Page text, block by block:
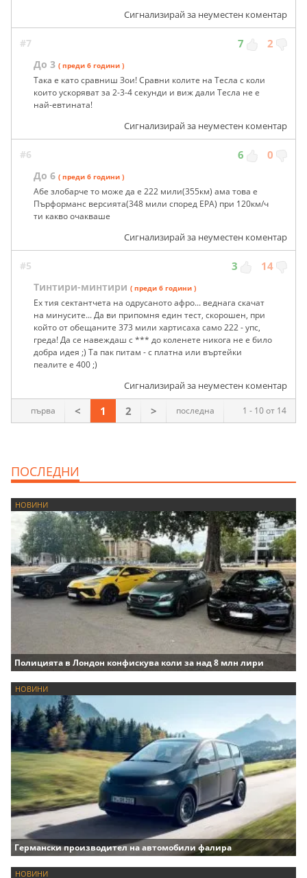
Сигнализирай за неуместен коментар
#7 7 2
До 3 ( преди 6 години )
Така е като сравниш Зои! Сравни колите на Тесла с коли
които ускоряват за 2-3-4 секунди и виж дали Тесла не е
най-евтината!
Сигнализирай за неуместен коментар
#6 6 0
До 6 ( преди 6 години )
Абе злобарче то може да е 222 мили(355км) ама това е
Пърформанс версията(348 мили според ЕРА) при 120км/ч
ти какво очакваше
Сигнализирай за неуместен коментар
#5 3 14
Тинтири-минтири ( преди 6 години )
Ех тия сектантчета на одрусаното афро... веднага скачат
на минусите... Да ви припомня един тест, скорошен, при
който от обещаните 373 мили хартисаха само 222 - упс,
греда! Да се навеждаш с *** до коленете никога не е било
добра идея ;) Та пак питам - с платна или въртейки
пеалите е 400 ;)
Сигнализирай за неуместен коментар
1 - 10 от 14
първа < 1 2 > последна
ПОСЛЕДНИ
НОВИНИ
Полицията в Лондон конфискува коли за над 8 млн лири
НОВИНИ
Германски производител на автомобили фалира
НОВИНИ